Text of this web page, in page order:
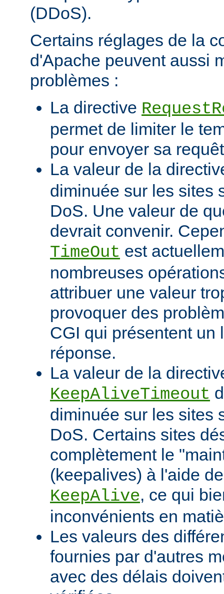
(DDoS).
Certains réglages de la
d'Apache peuvent aussi
problèmes :
La directive
permet de limiter le
pour envoyer sa
La valeur de la
diminuée sur les sites
DoS. Une valeur de
devrait convenir.
TimeOut est
nombreuses
attribuer une valeur
provoquer des
CGI qui présentent un
réponse.
La valeur de la
KeepAliveTimeout
diminuée sur les sites
DoS. Certains sites
complètement le
(keepalives) à l'aide
KeepAlive, ce qui
inconvénients en
Les valeurs des
fournies par d'autres
avec des délais